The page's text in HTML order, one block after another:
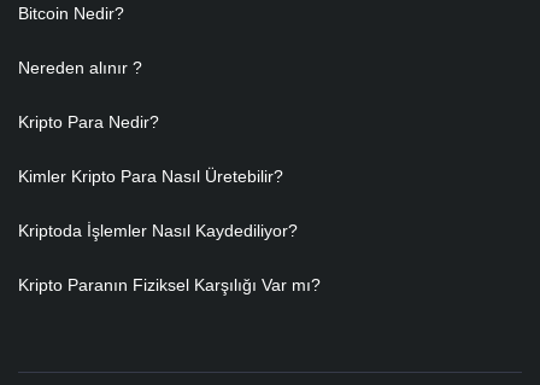
Bitcoin Nedir?
Nereden alınır ?
Kripto Para Nedir?
Kimler Kripto Para Nasıl Üretebilir?
Kriptoda İşlemler Nasıl Kaydediliyor?
Kripto Paranın Fiziksel Karşılığı Var mı?